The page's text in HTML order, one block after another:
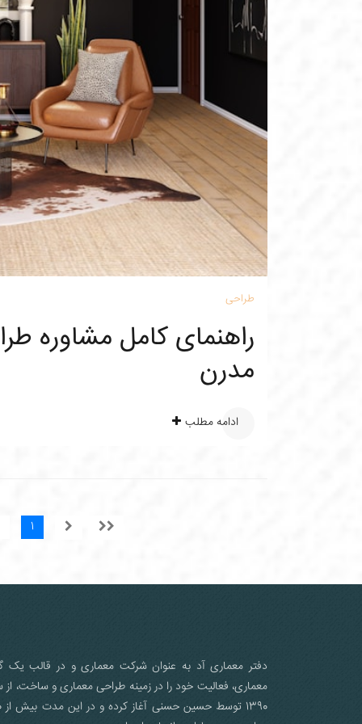
طراحی
راهنمای کامل مشاوره
مدرن
ادامه مطلب
1
دفتر معماری آد به عنوان شرکت معماری و در قالب یک
معماری، فعالیت خود را در زمینه طراحی معماری و ساخت، از